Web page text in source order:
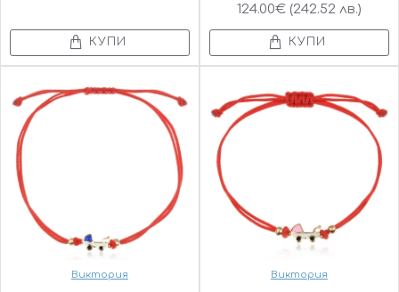
КУПИ
124.00€ (242.52 лв.)
КУПИ
Виктория Виктория